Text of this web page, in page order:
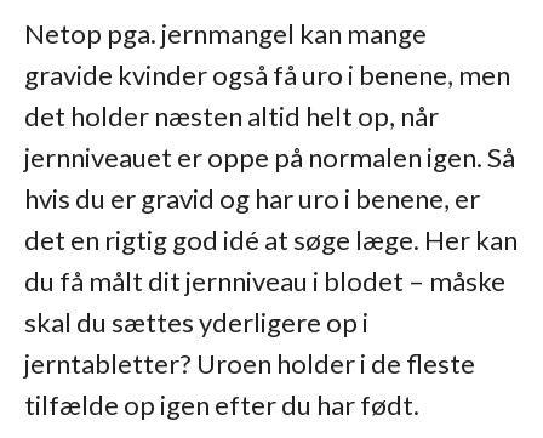
Netop pga. jernmangel kan mange
gravide kvinder også få uro i benene, men
det holder næsten altid helt op, når
jernniveauet er oppe på normalen igen. Så
hvis du er gravid og har uro i benene, er
det en rigtig god idé at søge læge. Her kan
du få målt dit jernniveau i blodet – måske
skal du sættes yderligere op i
jerntabletter? Uroen holder i de fleste
tilfælde op igen efter du har født.